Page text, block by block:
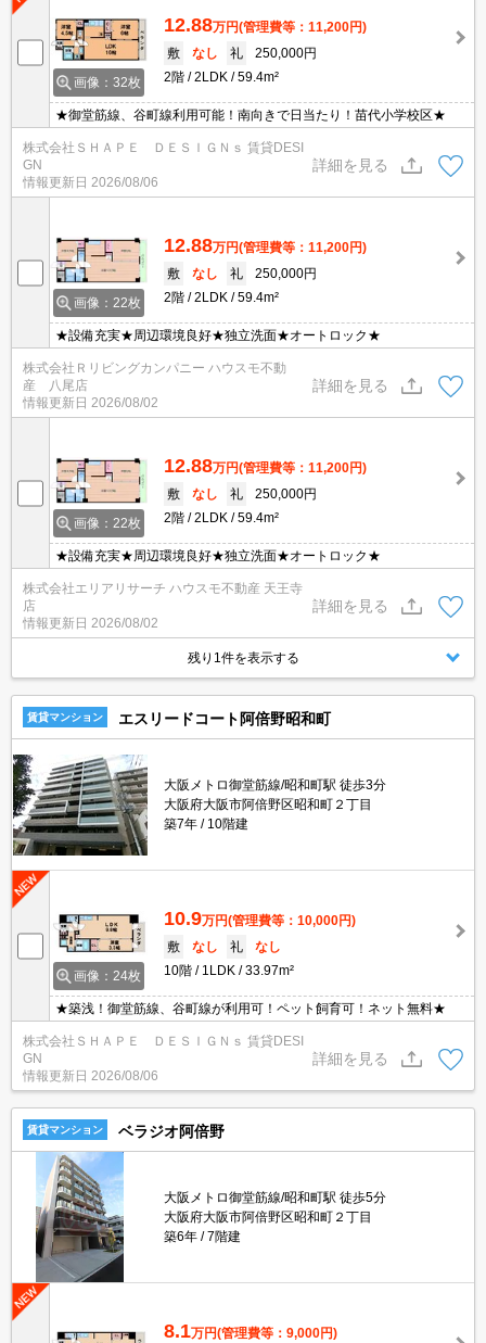
画像：32枚
12.88万円(管理費等：11,200円)
敷
なし 礼
250,000円
2階
2LDK 59.4m²
★御堂筋線、谷町線利用可能！南向きで日当たり！苗代小学校区★
株式会社ＳＨＡＰＥ ＤＥＳＩＧＮｓ 賃貸DESI
GN
情報更新日 2026/08/06
詳細を見る
画像：22枚
12.88万円(管理費等：11,200円)
敷
なし 礼
250,000円
2階
2LDK 59.4m²
★設備充実★周辺環境良好★独立洗面★オートロック★
株式会社Ｒリビングカンパニー ハウスモ不動
産 八尾店
情報更新日 2026/08/02
詳細を見る
画像：22枚
12.88万円(管理費等：11,200円)
敷
なし 礼
250,000円
2階
2LDK 59.4m²
★設備充実★周辺環境良好★独立洗面★オートロック★
株式会社エリアリサーチ ハウスモ不動産 天王寺
店
情報更新日 2026/08/02
詳細を見る
残り1件を表示する
賃貸マンション エスリードコート阿倍野昭和町
大阪メトロ御堂筋線/昭和町駅 徒歩3分
大阪府大阪市阿倍野区昭和町２丁目
築7年
10階建
画像：24枚
10.9万円(管理費等：10,000円)
敷
なし 礼
なし
10階
1LDK 33.97m²
★築浅！御堂筋線、谷町線が利用可！ペット飼育可！ネット無料★
株式会社ＳＨＡＰＥ ＤＥＳＩＧＮｓ 賃貸DESI
GN
情報更新日 2026/08/06
詳細を見る
賃貸マンション ベラジオ阿倍野
大阪メトロ御堂筋線/昭和町駅 徒歩5分
大阪府大阪市阿倍野区昭和町２丁目
築6年
7階建
8.1万円(管理費等：9,000円)